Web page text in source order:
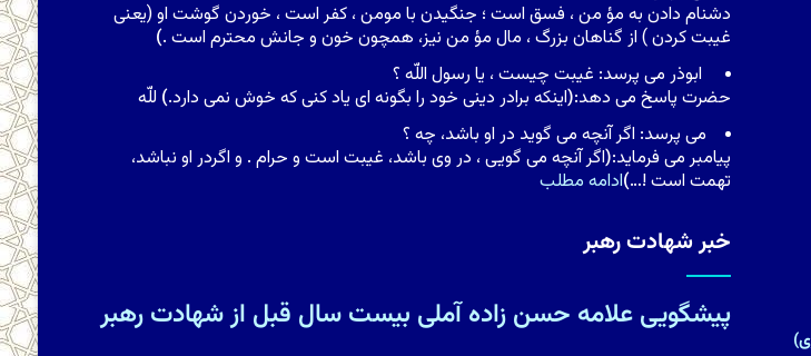
دشنام دادن به مؤ من ، فسق است ؛ جنگیدن با مومن ، کفر است ، خوردن گوشت او (یعنى
غیبت کردن ) از گناهان بزرگ ، مال مؤ من نیز، همچون خون و جانش محترم است .)
ابوذر مى پرسد: غیبت چیست ، یا رسول اللّه ؟
حضرت پاسخ مى دهد:(اینکه برادر دینى خود را بگونه اى یاد کنى که خوش نمى دارد.) للّه
مى پرسد: اگر آنچه مى گوید در او باشد، چه ؟
پیامبر مى فرماید:(اگر آنچه مى گویى ، در وى باشد، غیبت است و حرام . و اگردر او نباشد،
تهمت است !…)ادامه مطلب
خبر شهادت رهبر
پیشگویی علامه حسن زاده آملی بیست سال قبل از شهادت رهبر